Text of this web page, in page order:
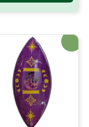
¡Oferta!